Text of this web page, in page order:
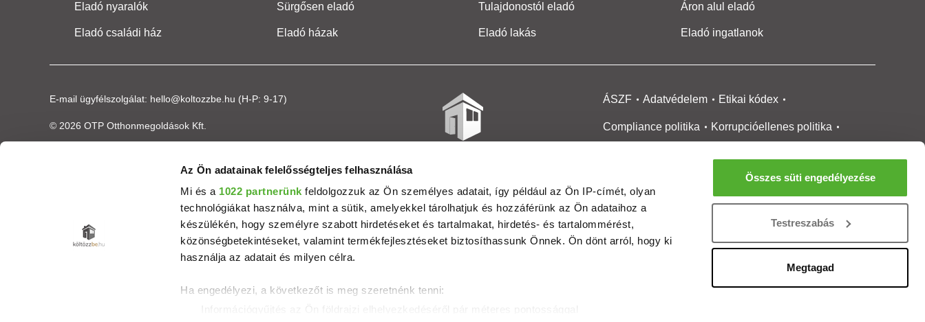
Az Ön adatainak felelősségteljes felhasználása
Mi és a 1022 partnerünk feldolgozzuk az Ön személyes adatait, így például az Ön IP-címét, olyan
technológiákat használva, mint a sütik, amelyekkel tárolhatjuk és hozzáférünk az Ön adataihoz a
készülékén, hogy személyre szabott hirdetéseket és tartalmakat, hirdetés- és tartalommérést,
közönségbetekintéseket, valamint termékfejlesztéseket biztosíthassunk Önnek. Ön dönt arról, hogy ki
használja az adatait és milyen célra.
Ha engedélyezi, a következőt is meg szeretnénk tenni:
Összes süti engedélyezése
Testreszabás
Megtagad
Eladó nyaralók Sürgősen eladó Tulajdonostól eladó Áron alul eladó
Eladó családi ház Eladó házak Eladó lakás Eladó ingatlanok
E-mail ügyfélszolgálat: hello@koltozzbe.hu (H-P: 9-17)
© 2026 OTP Otthonmegoldások Kft.
ÁSZF Adatvédelem Etikai kódex
Compliance politika Korrupcióellenes politika
Médiaajánlat
Ingatlanközvetítőknek
Magánszemélyeknek
Új építésű lakások
Tartalommoderálási jelentés